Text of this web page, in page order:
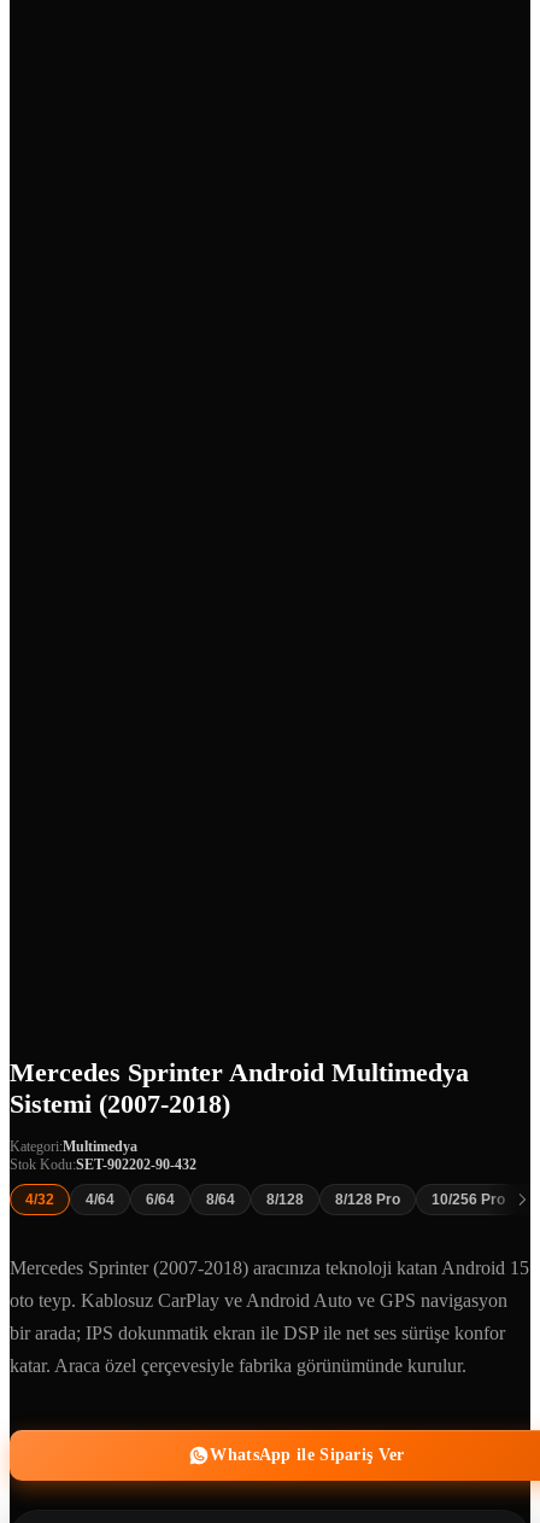
Mercedes Sprinter Android Multimedya
Sistemi (2007-2018)
Kategori:Multimedya
Stok Kodu:SET-902202-90-432
4/32 4/64 6/64 8/64 8/128 8/128 Pro 10/256 Pro
Mercedes Sprinter (2007-2018) aracınıza teknoloji katan Android 15
oto teyp. Kablosuz CarPlay ve Android Auto ve GPS navigasyon
bir arada; IPS dokunmatik ekran ile DSP ile net ses sürüşe konfor
katar. Araca özel çerçevesiyle fabrika görünümünde kurulur.
WhatsApp ile Sipariş Ver